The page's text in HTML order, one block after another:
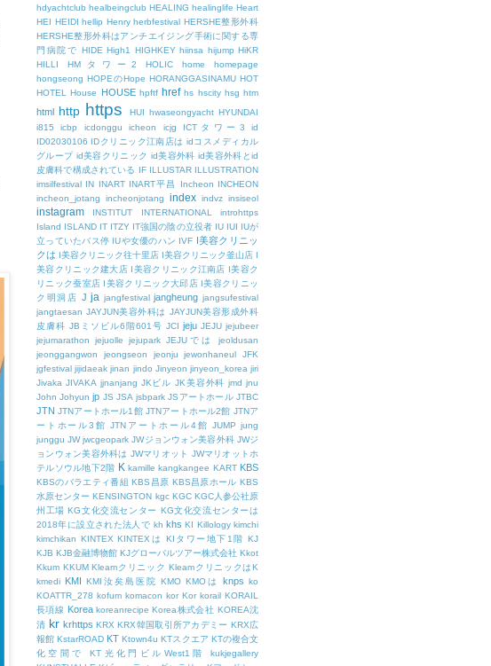
hdyachtclub healbeingclub HEALING healinglife Heart
HEI HEIDI hellip Henry herbfestival HERSHE整形外科
HERSHE整形外科はアンチエイジング手術に関する専
門病院で HIDE High1 HIGHKEY hiinsa hijump HiKR
HILLI
HMタワー2 HOLIC home
homepage
hongseong HOPEのHope HORANGGASINAMU HOT
HOTEL
House HOUSE hpftf href hs hscity hsg htm
html http https HUI hwaseongyacht HYUNDAI
i815
icbp icdonggu icheon icjg ICTタワー3
id
ID02030106 IDクリニック江南店は idコスメディカル
グループ id美容クリニック id美容外科 id美容外科とid
皮膚科で構成されている IF ILLUSTAR ILLUSTRATION
imsilfestival IN INART INART平昌 Incheon INCHEON
incheon_jotang
incheonjotang index indvz insiseol
instagram INSTITUT INTERNATIONAL
introhttps
Island ISLAND IT ITZY IT強国の陰の立役者 IU IUI IUが
立っていたバス停 IUや女優のハン IVF I美容クリニッ
クは I美容クリニック往十里店 I美容クリニック釜山店 I
美容クリニック建大店 I美容クリニック江南店 I美容ク
リニック蚕室店 I美容クリニック大邱店 I美容クリニッ
ク明洞店 J ja jangfestival jangheung jangsufestival
jangtaesan JAYJUN美容外科は JAYJUN美容形成外科
皮膚科 JBミソビル6階601号 JCI jeju JEJU jejubeer
jejumarathon
jejuolle jejupark JEJUでは
jeoldusan
jeonggangwon
jeongseon jeonju jewonhaneul
JFK
jgfestival jijidaeak jinan jindo Jinyeon jinyeon_korea jiri
Jivaka JIVAKA jjnanjang JKビル JK美容外科 jmd jnu
John Johyun jp JS JSA jsbpark JSアートホール JTBC
JTN JTNアートホール1館 JTNアートホール2館 JTNア
ートホール3館 JTNアートホール4館 JUMP jung
junggu JW jwcgeopark JWジョンウォン美容外科 JWジ
ョンウォン美容外科は JWマリオット JWマリオットホ
テルソウル地下2階 K kamille kangkangee KART KBS
KBSのバラエティ番組 KBS昌原 KBS昌原ホール KBS
水原センター KENSINGTON kgc KGC KGC人参公社原
州工場 KG文化交流センター KG文化交流センターは
2018年に設立された法人で kh khs KI Killology kimchi
kimchikan KINTEX KINTEXは KIタワー地下1階 KJ
KJB KJB金融博物館 KJグローバルツアー株式会社 Kkot
Kkum KKUM Kleamクリニック KleamクリニックはK
kmedi KMI KMI汝矣島医院 KMO KMOは knps ko
KOATTR_278 kofum komacon kor Kor korail KORAIL
長項線 Korea koreanrecipe Korea株式会社 KOREA沈
清 kr krhttps KRX KRX韓国取引所アカデミー KRX広
報館 KstarROAD KT Ktown4u KTスクエア KTの複合文
化空間で
KT光化門ビルWest1階
kukjegallery